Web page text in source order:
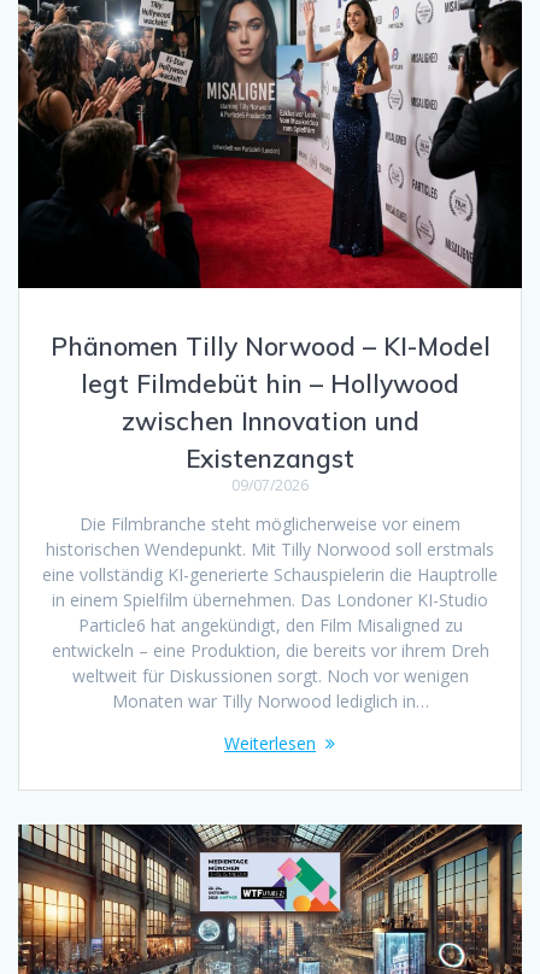
Phänomen Tilly Norwood – KI-Model
legt Filmdebüt hin – Hollywood
zwischen Innovation und
Existenzangst
09/07/2026
Die Filmbranche steht möglicherweise vor einem
historischen Wendepunkt. Mit Tilly Norwood soll erstmals
eine vollständig KI-generierte Schauspielerin die Hauptrolle
in einem Spielfilm übernehmen. Das Londoner KI-Studio
Particle6 hat angekündigt, den Film Misaligned zu
entwickeln – eine Produktion, die bereits vor ihrem Dreh
weltweit für Diskussionen sorgt. Noch vor wenigen
Monaten war Tilly Norwood lediglich in…
Weiterlesen